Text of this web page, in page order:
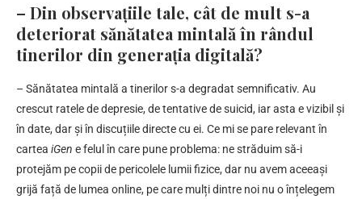
– Din observațiile tale, cât de mult s-a
deteriorat sănătatea mintală în rândul
tinerilor din generația digitală?
– Sănătatea mintală a tinerilor s-a degradat semnificativ. Au
crescut ratele de depresie, de tentative de suicid, iar asta e vizibil și
în date, dar și în discuțiile directe cu ei. Ce mi se pare relevant în
cartea iGen e felul în care pune problema: ne străduim să-i
protejăm pe copii de pericolele lumii fizice, dar nu avem aceeași
grijă față de lumea online, pe care mulți dintre noi nu o înțelegem